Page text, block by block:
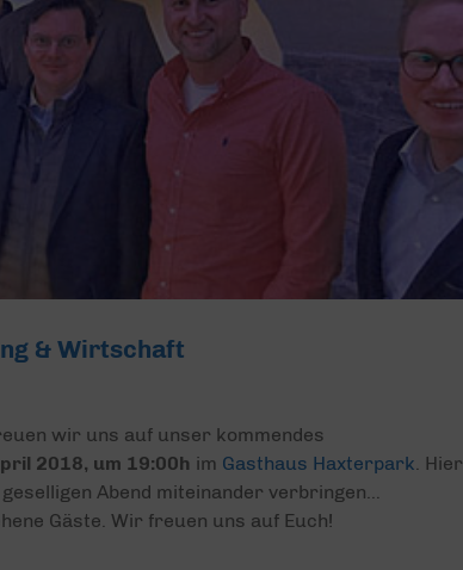
& Wirtschaft
wir uns auf unser kommendes
2018, um 19:00h im Gasthaus Haxterpark . Hier
Abend miteinander verbringen…
Gäste. Wir freuen uns auf Euch!